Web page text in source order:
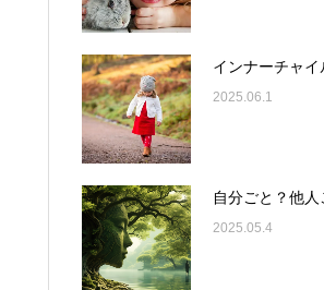
インナーチャ
2025.06.1
自分ごと？他人
2025.05.4